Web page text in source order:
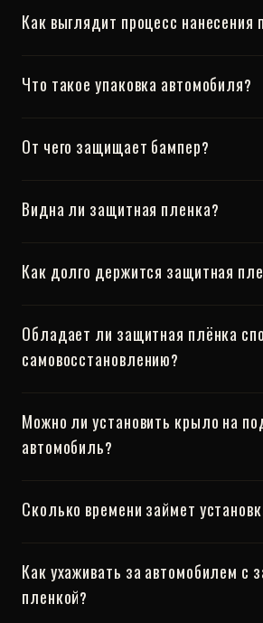
Как выглядит процесс нанесения
Что такое упаковка автомобиля?
От чего защищает бампер?
Видна ли защитная пленка?
Как долго держится защитная
Обладает ли защитная плёнка
самовосстановлению?
Можно ли установить крыло на
автомобиль?
Сколько времени займет
Как ухаживать за автомобилем с
пленкой?